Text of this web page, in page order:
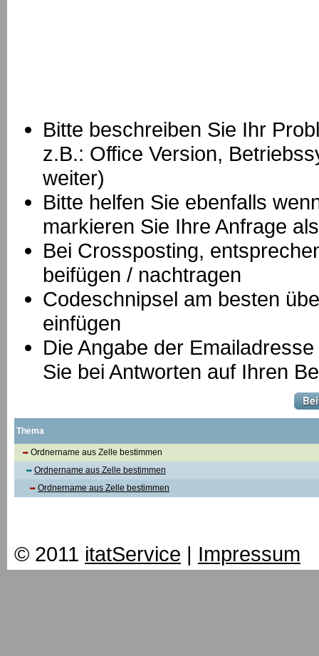
Bitte beschreiben Sie Ihr
z.B.: Office Version,
weiter)
Bitte helfen Sie ebenfalls
markieren Sie Ihre Anfrage
Bei Crossposting,
beifügen / nachtragen
Codeschnipsel am besten
einfügen
Die Angabe der
Sie bei Antworten auf Ihren
Thema
Ordnername aus Zelle bestimmen
Ordnername aus Zelle bestimmen
Ordnername aus Zelle bestimmen
© 2011 itatService | Impressum